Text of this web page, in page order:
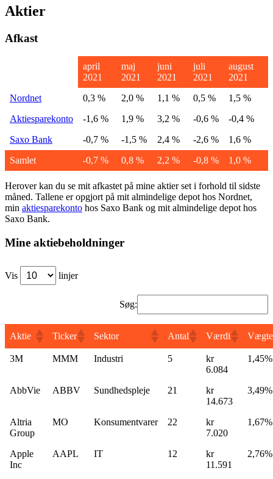
Aktier
Afkast
april
2021
maj
2021
juni
2021
juli
2021
august
2021
Nordnet
0,3 % 2,0 % 1,1 % 0,5 %
1,5 %
Aktiesparekonto
-1,6 % 1,9 % 3,2 % -0,6 %
-0,4 %
Saxo Bank
-0,7 % -1,5 % 2,4 % -2,6 %
1,6 %
Samlet
-0,7 % 0,8 % 2,2 % -0,8 % 1,0 %
Herover kan du se mit afkastet på mine aktier set i forhold til sidste
måned. Tallene er opgjort på mit almindelige depot hos Nordnet,
min aktiesparekonto hos Saxo Bank og mit almindelige depot hos
Saxo Bank.
Mine aktiebeholdninger
Vis linjer
Søg:
Aktie Ticker Sektor Antal Værdi
3M MMM Industri 5
kr
6.084
1,45%
AbbVie ABBV Sundhedspleje 21
kr
14.673
3,49%
Altria
Group
MO Konsumentvarer 22
kr
7.020
1,67%
Apple
Inc
AAPL IT 12
kr
11.591
2,76%